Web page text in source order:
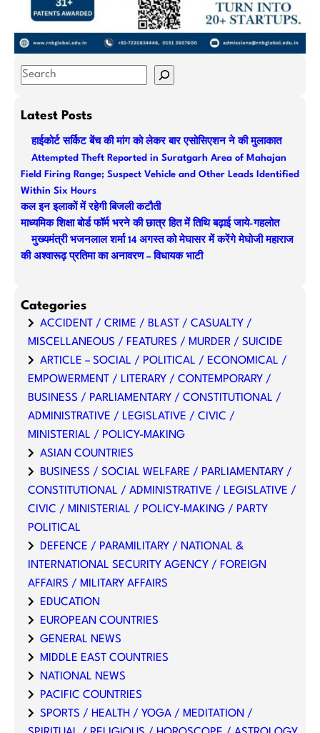
S
aLatest Posts
हाईकोर्ट सर्किट बेंच की मांग को लेकर बार एसोसिएशन ने की मुलाकात
Attempted Theft Reported in Suratgarh Area of Mahajan
Field Firing Range; Suspect Vehicle and Other Leads Identified
Within Six Hours
कल इन इलाकों में रहेगी बिजली कटौती
माध्यमिक शिक्षा बोर्ड फॉर्म भरने की छात्र हित में तिथि बढ़ाई जाये-गहलोत
मुख्यमंत्री भजनलाल शर्मा 14 अगस्त को मेघासर में करेंगे मेघोजी महाराज
की अश्वारूढ़ प्रतिमा का अनावरण – विधायक भाटी
Categories
ACCIDENT / CRIME / BLAST / CASUALTY /
MISCELLANEOUS / FEATURES / MURDER / SUICIDE
ARTICLE – SOCIAL / POLITICAL / ECONOMICAL /
EMPOWERMENT / LITERARY / CONTEMPORARY /
BUSINESS / PARLIAMENTARY / CONSTITUTIONAL /
ADMINISTRATIVE / LEGISLATIVE / CIVIC /
MINISTERIAL / POLICY-MAKING
ASIAN COUNTRIES
BUSINESS / SOCIAL WELFARE / PARLIAMENTARY /
CONSTITUTIONAL / ADMINISTRATIVE / LEGISLATIVE /
CIVIC / MINISTERIAL / POLICY-MAKING / PARTY
POLITICAL
DEFENCE / PARAMILITARY / NATIONAL &
INTERNATIONAL SECURITY AGENCY / FOREIGN
AFFAIRS / MILITARY AFFAIRS
EDUCATION
EUROPEAN COUNTRIES
GENERAL NEWS
MIDDLE EAST COUNTRIES
NATIONAL NEWS
PACIFIC COUNTRIES
SPORTS / HEALTH / YOGA / MEDITATION /